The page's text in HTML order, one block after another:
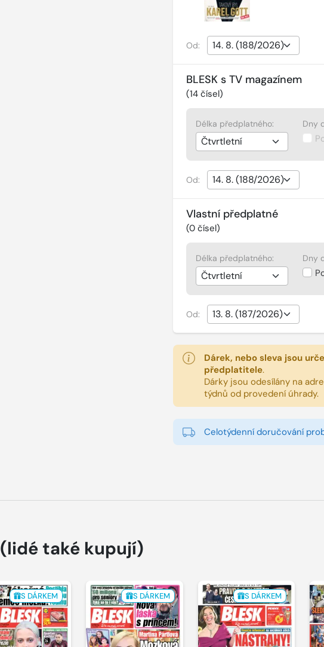
Od:
BLESK s TV magazínem
(14čísel)
Délka předplatného: Dny
Od:
Vlastní předplatné
(0čísel)
Délka předplatného: Dny
Od:
Dárek, nebo sleva jsou
předplatitele.
Dárky jsou odesílány na
týdnů od provedení úhrady.
Celotýdenní doručování
(lidé také kupují)
S DÁRKEM S DÁRKEM S DÁRKEM